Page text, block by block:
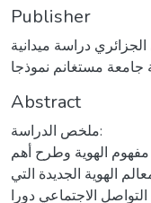
Publisher
دراسة ميدانية
جامعة مستغانم نموذجا
Abstract
ملخص الدراسة:
الهوية وطرح أهم
الهوية الجديدة التي
الاجتماعي دورا